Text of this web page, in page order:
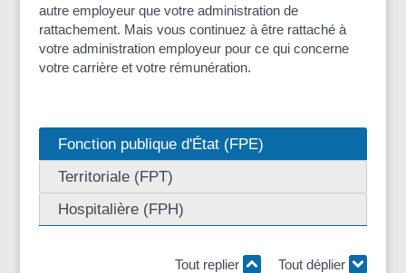
autre employeur que votre administration de
rattachement. Mais vous continuez à être rattaché à
votre administration employeur pour ce qui concerne
votre carrière et votre rémunération.
Fonction publique d'État (FPE)
Territoriale (FPT)
Hospitalière (FPH)
Tout replier Tout déplier